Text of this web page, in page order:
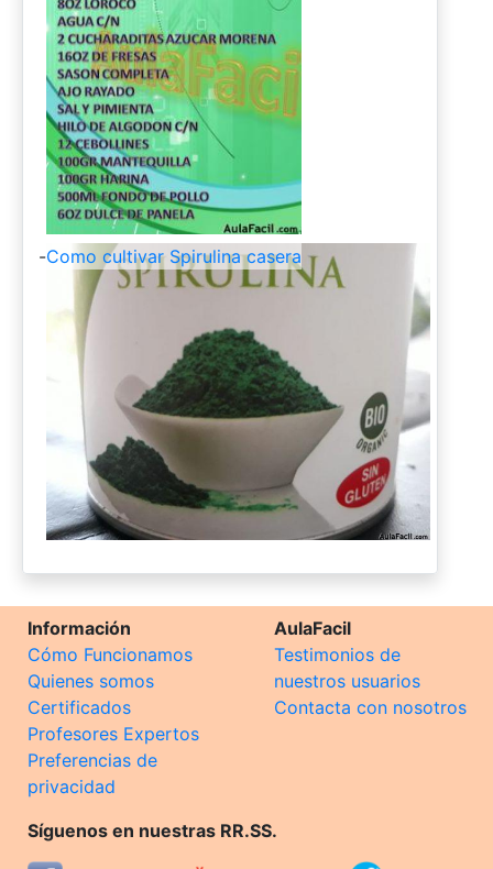
-Como cultivar Spirulina casera
Información
Cómo Funcionamos
Quienes somos
Certificados
Profesores Expertos
Preferencias de
privacidad
AulaFacil
Testimonios de
nuestros usuarios
Contacta con nosotros
Síguenos en nuestras RR.SS.